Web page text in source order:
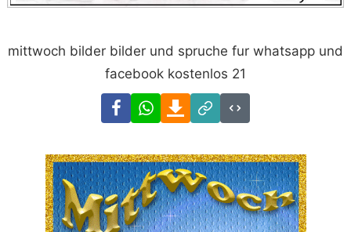
mittwoch bilder bilder und spruche fur whatsapp und
facebook kostenlos 21
FacebookWhatsAppDownload
Link
Code